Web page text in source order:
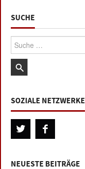
SUCHE
Suche:
SOZIALE NETZWERKE
NEUESTE BEITRÄGE